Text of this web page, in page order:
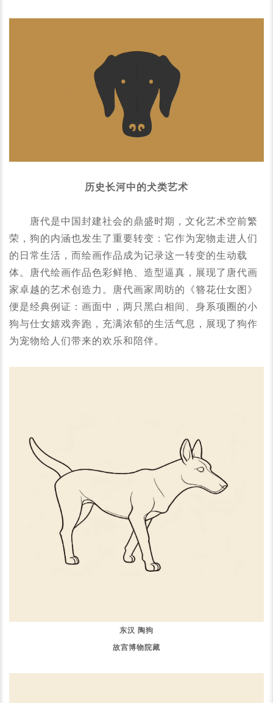
历史长河中的犬类艺术
唐代是中国封建社会的鼎盛时期，文化艺术空前繁
荣，狗的内涵也发生了重要转变：它作为宠物走进人们
的日常生活，而绘画作品成为记录这一转变的生动载
体。唐代绘画作品色彩鲜艳、造型逼真，展现了唐代画
家卓越的艺术创造力。唐代画家周昉的《簪花仕女图》
便是经典例证：画面中，两只黑白相间、身系项圈的小
狗与仕女嬉戏奔跑，充满浓郁的生活气息，展现了狗作
为宠物给人们带来的欢乐和陪伴。
东汉 陶狗
故宫博物院藏